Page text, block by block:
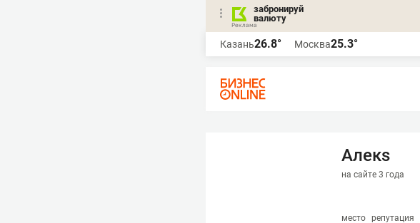
забронируй
валюту
Казань26.8° Москва25.3°
Алекs
на сайте 3 года
место репутация